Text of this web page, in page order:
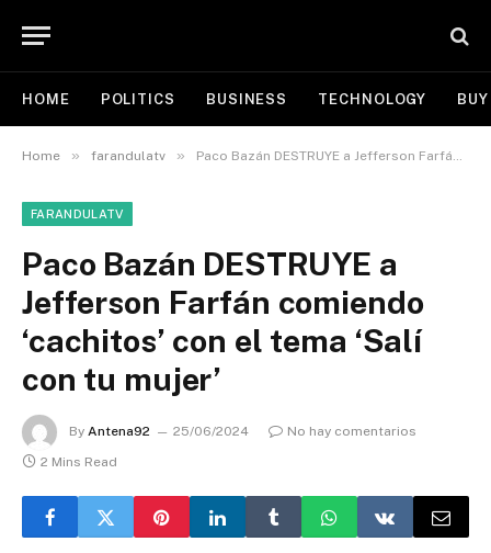
HOME POLITICS BUSINESS TECHNOLOGY
Home » farandulatv » Paco Bazán DESTRUYE a Jefferson Farfán comiendo ‘cachitos’ con el tema ‘Salí con tu mujer’
FARANDULATV
Paco Bazán DESTRUYE a
Jefferson Farfán comiendo
‘cachitos’ con el tema ‘Salí
con tu mujer’
By Antena92 25/06/2024
No hay comentarios
2 Mins Read